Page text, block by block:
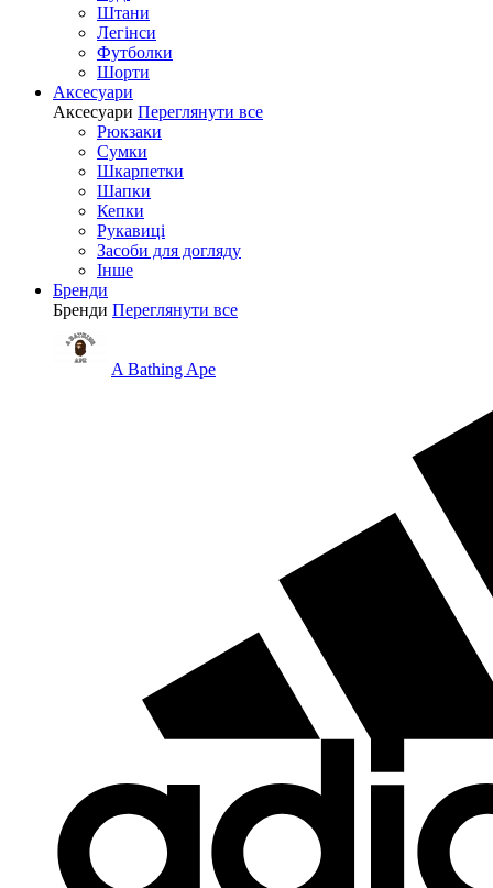
Штани
Легінси
Футболки
Шорти
Аксесуари
Аксесуари Переглянути все
Рюкзаки
Сумки
Шкарпетки
Шапки
Кепки
Рукавиці
Засоби для догляду
Інше
Бренди
Бренди Переглянути все
A Bathing Ape